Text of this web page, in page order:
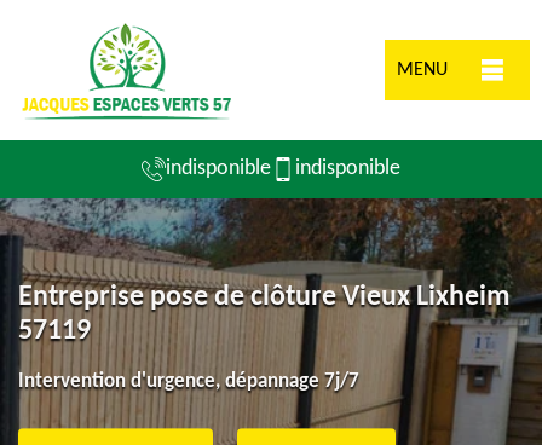
MENU
indisponible indisponible
Entreprise pose de clôture Vieux Lixheim
57119
Intervention d'urgence, dépannage 7j/7